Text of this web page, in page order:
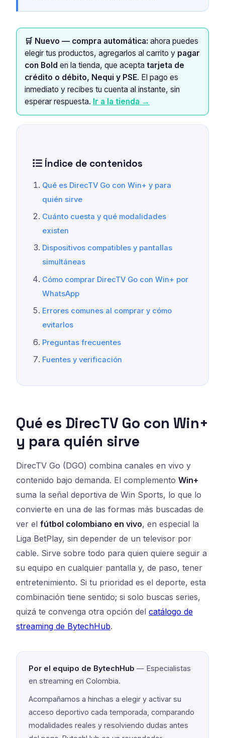
🛒 Nuevo — compra automática: ahora puedes
elegir tus productos, agregarlos al carrito y pagar
con Bold en la tienda, que acepta tarjeta de
crédito o débito, Nequi y PSE. El pago es
inmediato y recibes tu cuenta al instante, sin
esperar respuesta. Ir a la tienda →
Índice de contenidos
Qué es DirecTV Go con Win+ y para
quién sirve
Cuánto cuesta y qué modalidades
existen
Dispositivos compatibles y pantallas
simultáneas
Cómo comprar DirecTV Go con Win+ por
WhatsApp
Errores comunes al comprar y cómo
evitarlos
Preguntas frecuentes
Fuentes y verificación
Qué es DirecTV Go con Win+
y para quién sirve
DirecTV Go (DGO) combina canales en vivo y
contenido bajo demanda. El complemento Win+
suma la señal deportiva de Win Sports, lo que lo
convierte en una de las formas más buscadas de
ver el fútbol colombiano en vivo, en especial la
Liga BetPlay, sin depender de un televisor por
cable. Sirve sobre todo para quien quiere seguir a
su equipo en cualquier pantalla y, de paso, tener
entretenimiento. Si tu prioridad es el deporte, esta
combinación tiene sentido; si solo buscas series,
quizá te convenga otra opción del catálogo de
streaming de BytechHub.
Por el equipo de BytechHub — Especialistas
en streaming en Colombia.
Acompañamos a hinchas a elegir y activar su
acceso deportivo cada temporada, comparando
modalidades reales y resolviendo dudas antes